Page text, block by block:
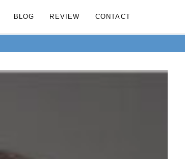
BLOG REVIEW CONTACT